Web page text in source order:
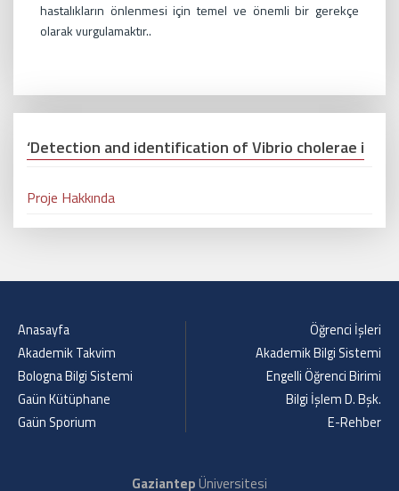
hastalıkların önlenmesi için temel ve önemli bir gerekçe
olarak vurgulamaktır..
‘Detection and identification of Vibrio cholerae i
Proje Hakkında
Anasayfa
Akademik Takvim
Bologna Bilgi Sistemi
Gaün Kütüphane
Gaün Sporium
Öğrenci İşleri
Akademik Bilgi Sistemi
Engelli Öğrenci Birimi
Bilgi İşlem D. Bşk.
E-Rehber
GaziantepÜniversitesi